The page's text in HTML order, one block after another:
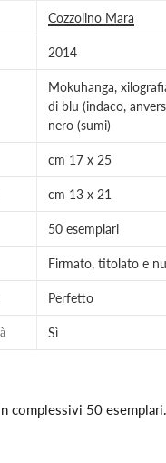
Cozzolino Mara
2014
Mokuhanga,
di blu (indaco,
nero (sumi)
cm 17 x 25
cm 13 x 21
50 esemplari
Firmato, titolato e
Perfetto
Sì
complessivi 50